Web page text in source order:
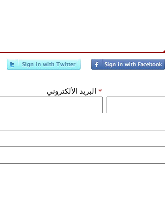
البريد الألكتروني *